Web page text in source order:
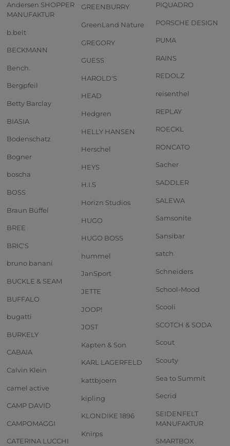
Andersen SHOPPER
MANUFAKTUR
b.belt
BECKMANN
Bench.
Bergpfeil
Betty Barclay
BIASIA
Bodenschatz
Bogner
boscha
BOSS
Braun Büffel
BREE
BRIC'S
bruno banani
BUCKLE & SEAM
BUFFALO
bugatti
BURKELY
CABAIA
Calvin Klein
camel active
CAMP DAVID
CAMPOMAGGI
CATERINA LUCCHI
GREENBURRY
GreenLand Nature
GREGORY
GUESS
HAROLD'S
HEAD
Hedgren
HELLY HANSEN
Herschel
HEYS
H.I.S
Horizn Studios
HUGO
HUGO BOSS
hummel
JanSport
JETTE
JOOP!
JOST
Kapten & Son
KARL LAGERFELD
kattbjoern
kipling
KLONDIKE 1896
Knirps
PIQUADRO
PORSCHE DESIGN
PUMA
RAINS
REDOLZ
reisenthel
REPLAY
ROECKL
RONCATO
Sacher
SADDLER
SALEWA
Samsonite
Sansibar
satch
Schneiders
School-Mood
Scooli
SCOTCH & SODA
Scout
Scouty
Sea to Summit
Secrid
SEIDENFELT
MANUFAKTUR
SMARTBOX